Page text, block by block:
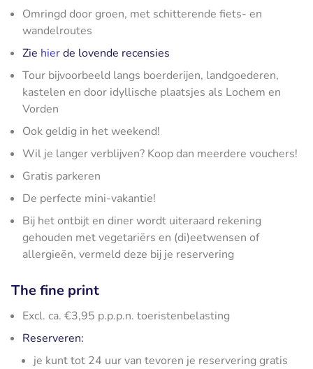
Omringd door groen, met schitterende fiets- en
wandelroutes
Zie hierde lovende recensies
Tour bijvoorbeeld langs boerderijen, landgoederen,
kastelen en door idyllische plaatsjes als Lochem en
Vorden
Ook geldig in het weekend!
Wil je langer verblijven? Koop dan meerdere vouchers!
Gratis parkeren
De perfecte mini-vakantie!
Bij het ontbijt en diner wordt uiteraard rekening
gehouden met vegetariërs en (di)eetwensen of
allergieën, vermeld deze bij je reservering
The fine print
Excl. ca. €3,95 p.p.p.n. toeristenbelasting
Reserveren:
je kunt tot 24 uur van tevoren je reservering gratis